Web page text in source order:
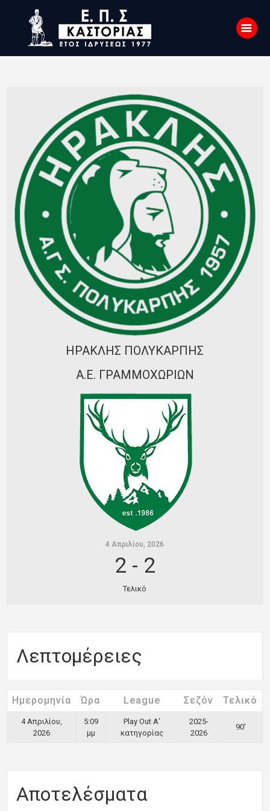
Σχετικά με εμάς
Επικοινωνία
Νέα
Η Ένωση
Πρωταθλήματα
Κύπελλο
Υποδομών
Ορισμοί Διαιτητών
Ποινές
Περισσότερα
ΗΡΑΚΛΗΣ ΠΟΛΥΚΑΡΠΗΣ
Α.Ε. ΓΡΑΜΜΟΧΩΡΙΩΝ
4 Απριλίου, 2026
2 - 2
Τελικό
Λεπτομέρειες
Ημερομηνία Ώρα League Σεζόν Τελικό
4 Απριλίου,
2026
5:09
μμ
Play Out Α’
κατηγορίας
2025-
2026
90'
Αποτελέσματα